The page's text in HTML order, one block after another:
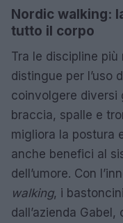
Nordic walking:
tutto il corpo
Tra le discipline più
distingue per l’uso
coinvolgere diversi
braccia, spalle e
migliora la postura
anche benefici al
dell’umore. Con
walking, i
dall’azienda